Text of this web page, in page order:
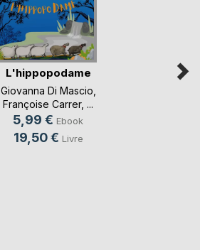
L'hippopodame
Giovanna Di Mascio
Françoise Carrer, ...
5,99 € Ebook
19,50 € Livre